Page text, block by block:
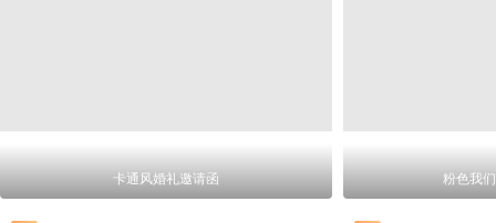
卡通风婚礼邀请函 粉色我